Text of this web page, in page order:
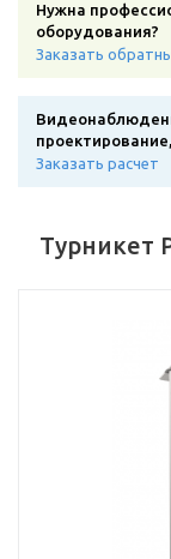
Нужна
оборудования?
Заказать
Заказать расчет
Турникет